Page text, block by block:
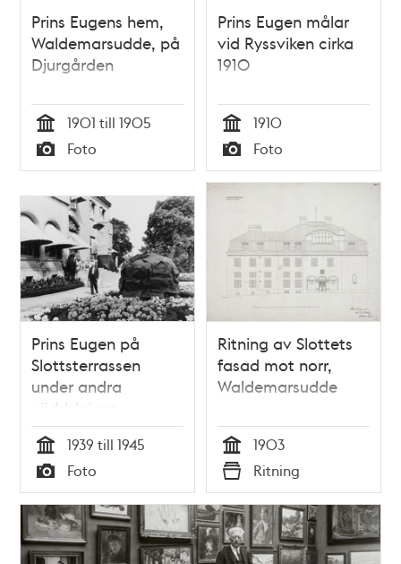
Prins Eugens hem,
Waldemarsudde, på
Djurgården
Tid
1901 till 1905
Typ
Foto
Prins Eugen målar
vid Ryssviken cirka
1910
Tid
1910
Typ
Foto
Prins Eugen på
Slottsterrassen
under andra
världskriget
Tid
1939 till 1945
Typ
Foto
Ritning av Slottets
fasad mot norr,
Waldemarsudde
Tid
1903
Typ
Ritning